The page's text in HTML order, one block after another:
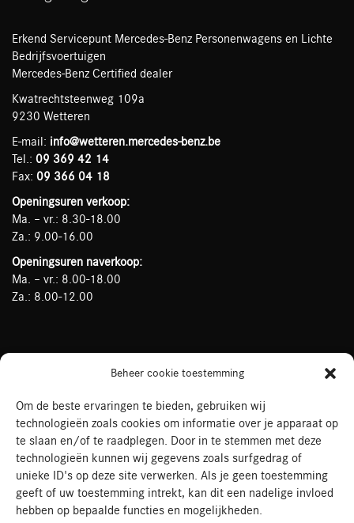
Beheer cookie toestemming
Om de beste ervaringen te bieden, gebruiken wij
technologieën zoals cookies om informatie over je apparaat op
te slaan en/of te raadplegen. Door in te stemmen met deze
technologieën kunnen wij gegevens zoals surfgedrag of
unieke ID's op deze site verwerken. Als je geen toestemming
geeft of uw toestemming intrekt, kan dit een nadelige invloed
hebben op bepaalde functies en mogelijkheden.
Erkend Servicepunt Mercedes-Benz Personenwagens en Lichte
Bedrijfsvoertuigen
Mercedes-Benz Certified dealer
Kwatrechtsteenweg 109a
9230 Wetteren
E-mail: info@wetteren.mercedes-benz.be
Tel.: 09 369 42 14
Fax: 09 366 04 18
Openingsuren verkoop:
Ma. – vr.: 8.30-18.00
Za.: 9.00-16.00
Openingsuren naverkoop:
Ma. – vr.: 8.00-18.00
Za.: 8.00-12.00
Mercedes-Benz Rogiers op Social Media